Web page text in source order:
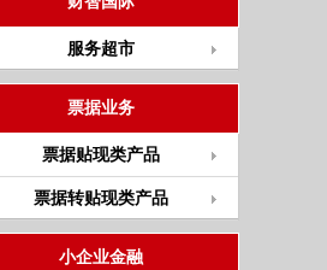
服务超市
票据业务
票据贴现类产品
票据转贴现类产品
小企业金融